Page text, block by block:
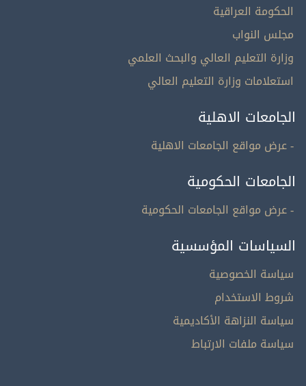
الحكومة العراقية
مجلس النواب
وزارة التعليم العالي والبحث العلمي
استعلامات وزارة التعليم العالي
الجامعات الاهلية
- عرض مواقع الجامعات الاهلية
الجامعات الحكومية
- عرض مواقع الجامعات الحكومية
السياسات المؤسسية
سياسة الخصوصية
شروط الاستخدام
سياسة النزاهة الأكاديمية
سياسة ملفات الارتباط